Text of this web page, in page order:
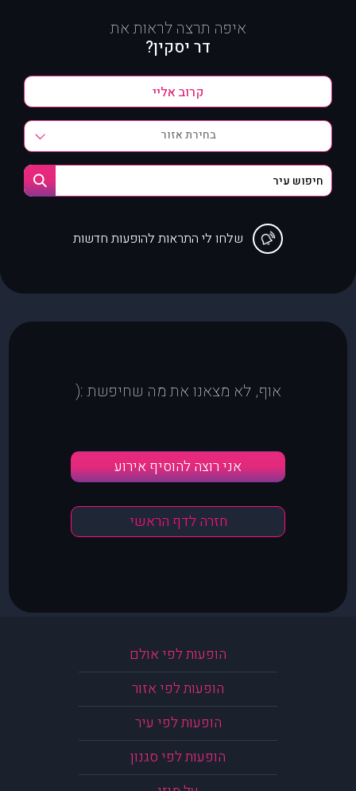
איפה תרצה לראות את
דר יסקין?
בחירת אזור
שלחו לי התראות להופעות חדשות
אוף, לא מצאנו את מה שחיפשת :(
אני רוצה להוסיף אירוע
חזרה לדף הראשי
הופעות לפי אולם
הופעות לפי אזור
הופעות לפי עיר
הופעות לפי סגנון